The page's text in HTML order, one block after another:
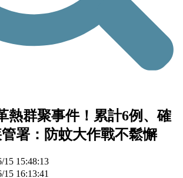
熱群聚事件！累計6例、確
署：防蚊大作戰不鬆懈
15:48:13
16:13:41